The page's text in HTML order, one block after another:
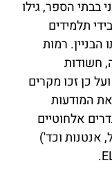
הספר, גילו
תלמידים
הבניין. רמות
חשודות
ל-4 מיליגאוס) ועל כן זכו מקרים
המודעות
אלחוטיים
אנטנות וכד')